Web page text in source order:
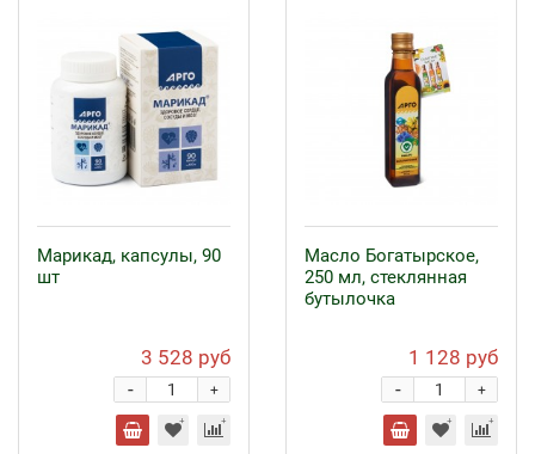
Марикад, капсулы, 90
шт
3 528 руб
+
-
Масло Богатырское,
250 мл, стеклянная
бутылочка
1 128 руб
+
-